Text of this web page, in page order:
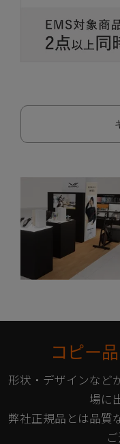
コピー
形状・デザインなど
場に
弊社正規品とは品質